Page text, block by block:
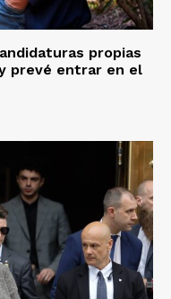
propias
prevé entrar en el